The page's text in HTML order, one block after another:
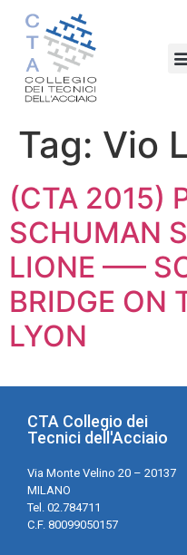
Tag: Vio
(CTA 2015)
SCHUMAN
LIONE —–
BRIDGE ON
LYON
CTA Collegio dei
Tecnici dell'Acciaio
Via Monte Velino 20 – 20137
MILANO
Tel. 02.784711
C.F. 80099050157